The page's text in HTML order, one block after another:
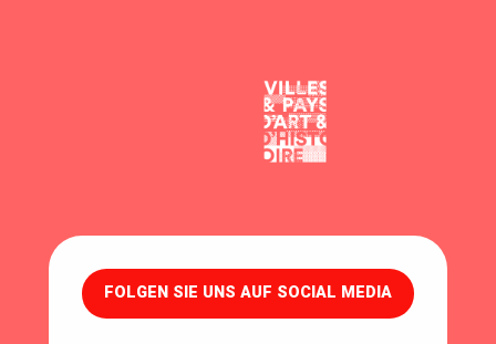
FOLGEN SIE UNS AUF SOCIAL MEDIA